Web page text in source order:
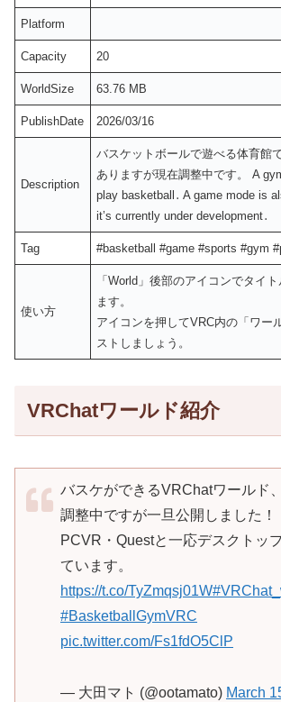
Platform
Capacity 20
WorldSize 63.76 MB
PublishDate 2026/03/16
Description
バスケットボールで遊べる体育館
ありますが現在調整中です。 A
play basketball․ A game mode is
it’s currently under development․
Tag #basketball #game #sports #gym
使い方
「World」後部のアイコンでタイ
ます。
アイコンを押してVRC内の「ワー
ストしましょう。
VRChatワールド紹介
バスケができるVRChatワールド
調整中ですが一旦公開しました！
PCVR・Questと一応デスクトッ
ています。
https://t.co/TyZmqsj01W
#BasketballGymVRC
pic.twitter.com/Fs1fdO5ClP
— 大田マト (@ootamato) March